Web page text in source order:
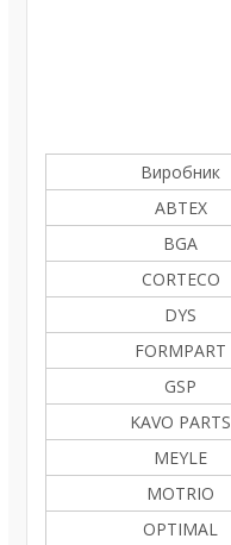
Виробник
ABTEX
BGA
CORTECO
DYS
FORMPART
GSP
KAVO PARTS
MEYLE
MOTRIO
OPTIMAL